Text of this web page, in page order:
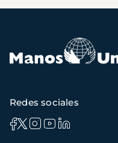
Redes sociales